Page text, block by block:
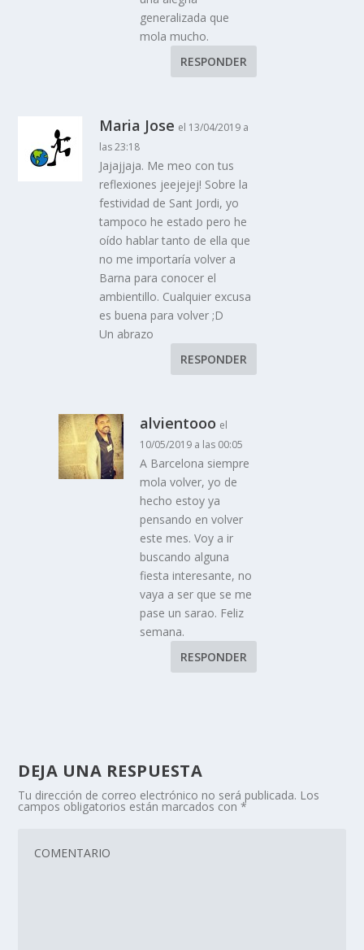
generalizada que
mola mucho.
RESPONDER
Maria Jose el 13/04/2019 a
las 23:18
Jajajjaja. Me meo con tus
reflexiones jeejejej! Sobre la
festividad de Sant Jordi, yo
tampoco he estado pero he
oído hablar tanto de ella que
no me importaría volver a
Barna para conocer el
ambientillo. Cualquier excusa
es buena para volver ;D
Un abrazo
RESPONDER
alvientooo el
10/05/2019 a las 00:05
A Barcelona siempre
mola volver, yo de
hecho estoy ya
pensando en volver
este mes. Voy a ir
buscando alguna
fiesta interesante, no
vaya a ser que se me
pase un sarao. Feliz
semana.
RESPONDER
DEJA UNA RESPUESTA
Tu dirección de correo electrónico no será publicada. Los
campos obligatorios están marcados con*